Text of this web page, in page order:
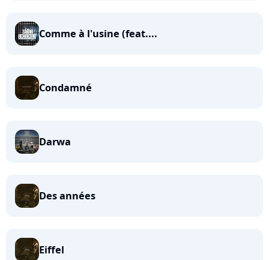
Comme à l'usine (feat....
Condamné
Darwa
Des années
Eiffel